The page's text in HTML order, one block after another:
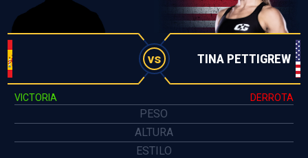
vs TINA PETTIGREW
VICTORIA DERROTA
PESO
ALTURA
ESTILO